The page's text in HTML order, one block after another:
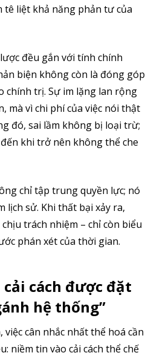
liệt khả năng phản tư của
đều gắn với tính chính
biện không còn là đóng góp
trị. Sự im lặng lan rộng
mà vì chi phí của việc nói thật
đó, sai lầm không bị loại trừ;
khi trở nên không thể che
chỉ tập trung quyền lực; nó
lịch sử. Khi thất bại xảy ra,
trách nhiệm – chỉ còn biểu
phán xét của thời gian.
cách được đặt
hệ thống”
cân nhắc nhất thể hoá cần
niềm tin vào cải cách thể chế